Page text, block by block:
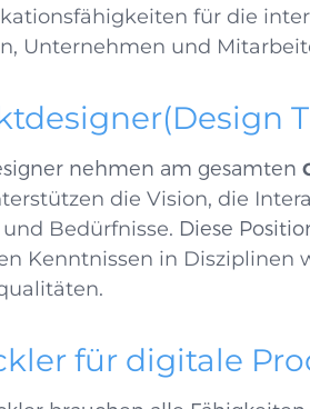
für die
Unternehmen und
nehmen am gesamten
die Vision, die
Bedürfnisse. Diese
Kenntnissen in Disziplinen
für digitale